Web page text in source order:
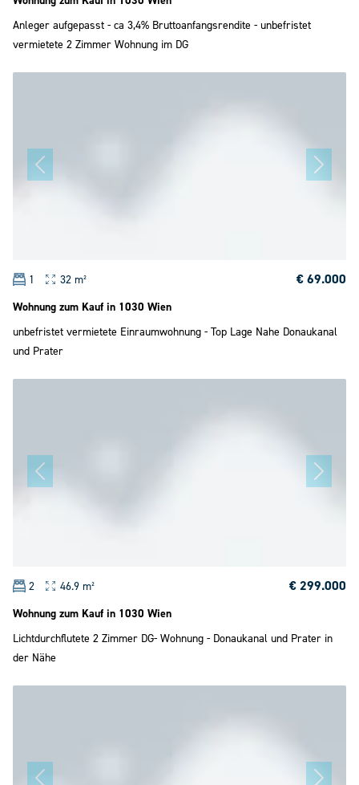
Anleger aufgepasst - ca 3,4% Bruttoanfangsrendite - unbefristet
vermietete 2 Zimmer Wohnung im DG
1 32 m² € 69.000
Wohnung zum Kauf in 1030 Wien
unbefristet vermietete Einraumwohnung - Top Lage Nahe Donaukanal
und Prater
2 46.9 m² € 299.000
Wohnung zum Kauf in 1030 Wien
Lichtdurchflutete 2 Zimmer DG- Wohnung - Donaukanal und Prater in
der Nähe